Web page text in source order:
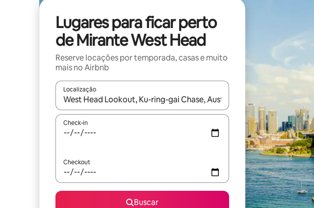
Lugares para ficar perto
de Mirante West Head
Reserve locações por temporada, casas e muito
mais no Airbnb
Localização
Quando os resultados estiverem disponíveis, explore-os usando as seta para
Check-in
Checkout
Buscar